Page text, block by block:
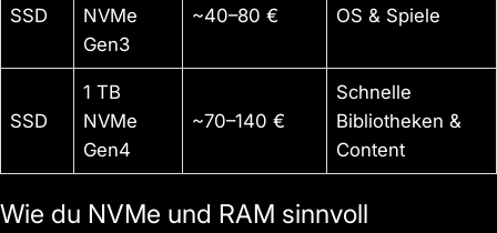
SSD
NVMe
Gen3
~40–80 € OS & Spiele
SSD
1 TB
NVMe
Gen4
~70–140 €
Schnelle
Bibliotheken &
Content
Wie du NVMe und RAM sinnvoll